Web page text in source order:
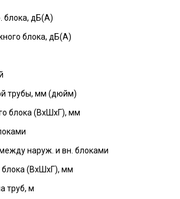
блока, дБ(А)
блока, дБ(A)
трубы, мм (дюйм)
блока (ВхШхГ), мм
наруж. и вн. блоками
(ВхШхГ), мм
труб, м